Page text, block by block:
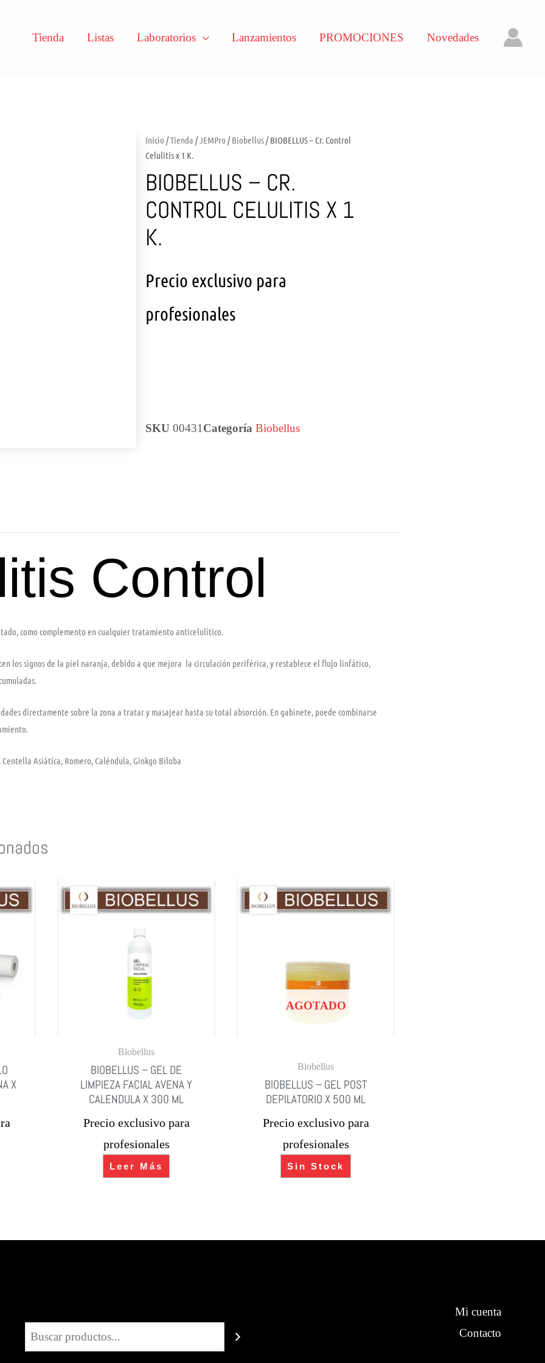
Tienda Listas Laboratorios Lanzamientos PROMOCIONES Novedades
Inicio /Tienda /JEMPro /Biobellus/ BIOBELLUS – Cr. Control
Celulitis x 1 K.
BIOBELLUS – CR.
CONTROL CELULITIS X 1
K.
Precio exclusivo para
profesionales
SKU 00431 Categoría Biobellus
Control
como complemento en cualquier tratamiento anticelulítico.
los signos de la piel naranja, debido a que mejora la circulación periférica, y restablece el flujo linfático,
directamente sobre la zona a tratar y masajear hasta su total absorción. En gabinete, puede combinarse
Asiática, Romero, Caléndula, Ginkgo Biloba
X
Biobellus
BIOBELLUS – GEL DE
LIMPIEZA FACIAL AVENA Y
CALENDULA X 300 ML
Precio exclusivo para
profesionales
Leer Más
AGOTADO
Biobellus
BIOBELLUS – GEL POST
DEPILATORIO X 500 ML
Precio exclusivo para
profesionales
Sin Stock
Mi cuenta
Contacto